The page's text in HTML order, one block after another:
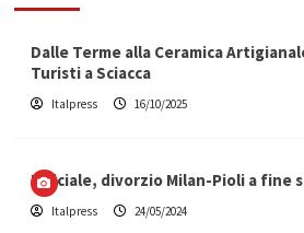
Dalle Terme alla Ceramica
Turisti a Sciacca
Italpress 16/10/2025
Ufficiale, divorzio Milan-Pioli a fine
Italpress 24/05/2024